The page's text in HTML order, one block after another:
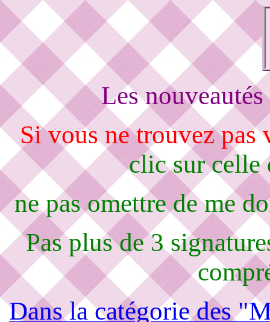
Les
Si vous ne trouvez pas
clic sur celle
ne pas omettre de me
Pas plus de 3
Dans la catégorie des